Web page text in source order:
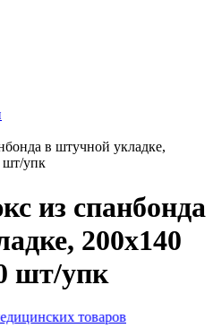
в штучной укладке,
шт/упк
из спанбонда
200х140
шт/упк
товаров